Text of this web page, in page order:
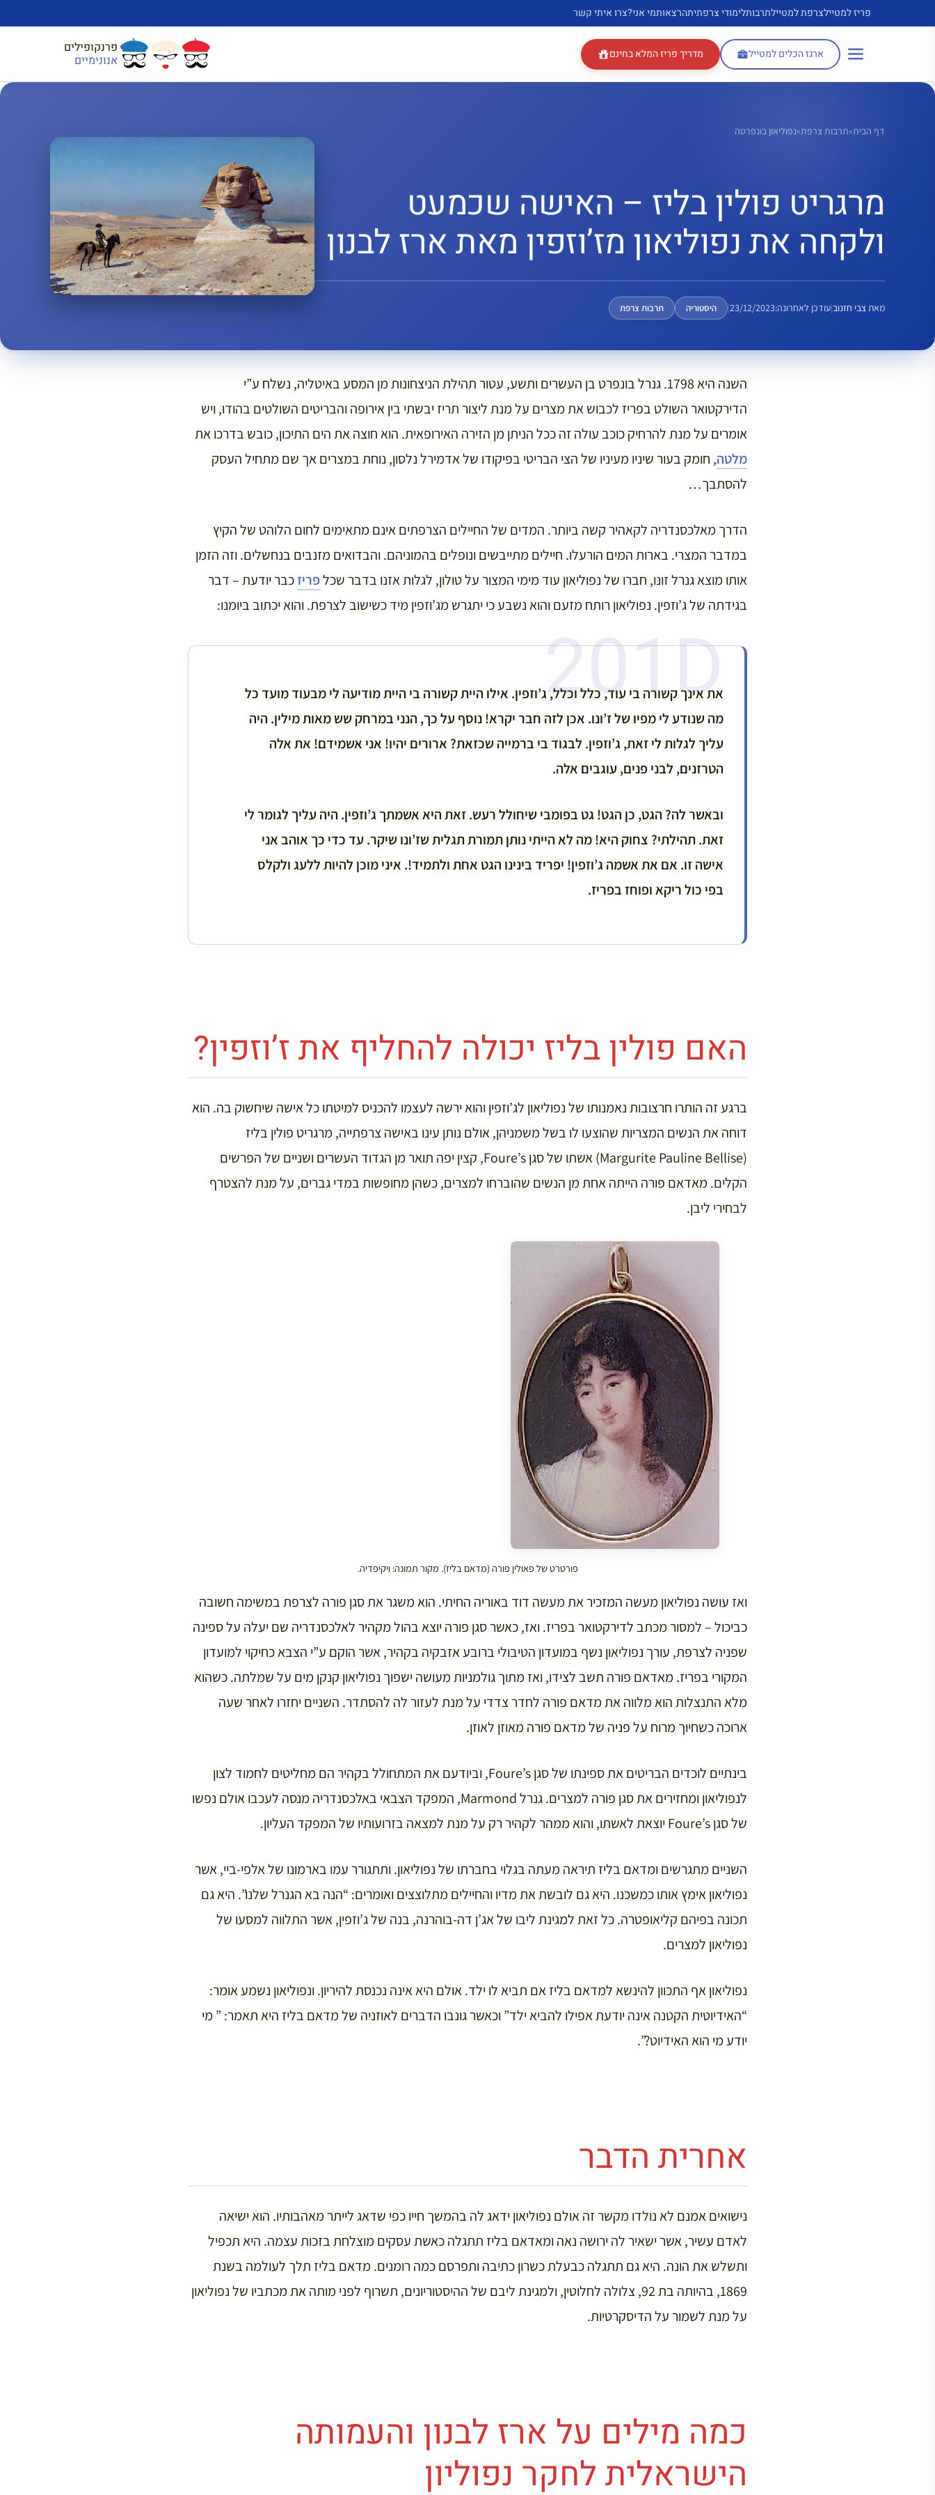
פריז למטיילצרפת למטיילתרבותלימודי צרפתיתהרצאותמי אני?צרו איתי קשר
ארגז הכלים למטייל מדריך פריז המלא בחינם פרנקופילים
אנונימיים
דף הבית»תרבות צרפת»נפוליאון בונפרטה
מרגריט פולין בליז – האישה שכמעט
ולקחה את נפוליאון מז’וזפין מאת ארז לבנון
מאתצבי חזנוב|עודכן לאחרונה:23/12/2023
| היסטוריה תרבות צרפת
השנה היא 1798. גנרל בונפרט בן העשרים ותשע, עטור תהילת הניצחונות מן המסע באיטליה, נשלח ע”י
הדירקטואר השולט בפריז לכבוש את מצרים על מנת ליצור תריז יבשתי בין אירופה והבריטים השולטים בהודו, ויש
אומרים על מנת להרחיק כוכב עולה זה ככל הניתן מן הזירה האירופאית. הוא חוצה את הים התיכון, כובש בדרכו את
מלטה, חומק בעור שיניו מעיניו של הצי הבריטי בפיקודו של אדמירל נלסון, נוחת במצרים אך שם מתחיל העסק
להסתבך…
הדרך מאלכסנדריה לקאהיר קשה ביותר. המדים של החיילים הצרפתים אינם מתאימים לחום הלוהט של הקיץ
במדבר המצרי. בארות המים הורעלו. חיילים מתייבשים ונופלים בהמוניהם. והבדואים מזנבים בנחשלים. וזה הזמן
אותו מוצא גנרל זונו, חברו של נפוליאון עוד מימי המצור על טולון, לגלות אזנו בדבר שכלפריזכבר יודעת – דבר
בגידתה של ג’וזפין. נפוליאון רותח מזעם והוא נשבע כי יתגרש מג’וזפין מיד כשישוב לצרפת. והוא יכתוב ביומנו:
את אינך קשורה בי עוד, כלל וכלל, ג’וזפין. אילו היית קשורה בי היית מודיעה לי מבעוד מועד כל
מה שנודע לי מפיו של ז’ונו. אכן לזה חבר יקרא! נוסף על כך, הנני במרחק שש מאות מילין. היה
עליך לגלות לי זאת, ג’וזפין. לבגוד בי ברמייה שכזאת? ארורים יהיו! אני אשמידם! את אלה
הטרזנים, לבני פנים, עוגבים אלה.
ובאשר לה? הגט, כן הגט! גט בפומבי שיחולל רעש. זאת היא אשמתך ג’וזפין. היה עליך לגומר לי
זאת. תהילתי? צחוק היא! מה לא הייתי נותן תמורת תגלית שז’ונו שיקר. עד כדי כך אוהב אני
אישה זו. אם את אשמה ג’וזפין! יפריד בינינו הגט אחת ולתמיד!. איני מוכן להיות ללעג ולקלס
בפי כול ריקא ופוחז בפריז.
האם פולין בליז יכולה להחליף את ז’וזפין?
ברגע זה הותרו חרצובות נאמנותו של נפוליאון לג’וזפין והוא ירשה לעצמו להכניס למיטתו כל אישה שיחשוק בה. הוא
דוחה את הנשים המצריות שהוצעו לו בשל משמניהן, אולם נותן עינו באישה צרפתייה, מרגריט פולין בליז
(Margurite Pauline Bellise) אשתו של סגן Foure’s, קצין יפה תואר מן הגדוד העשרים ושניים של הפרשים
הקלים. מאדאם פורה הייתה אחת מן הנשים שהוברחו למצרים, כשהן מחופשות במדי גברים, על מנת להצטרף
לבחירי ליבן.
פורטרט של פאולין פורה (מדאם בליז). מקור תמונה: ויקיפדיה.
ואז עושה נפוליאון מעשה המזכיר את מעשה דוד באוריה החיתי. הוא משגר את סגן פורה לצרפת במשימה חשובה
כביכול – למסור מכתב לדירקטואר בפריז. ואז, כאשר סגן פורה יוצא בהול מקהיר לאלכסנדריה שם יעלה על ספינה
שפניה לצרפת, עורך נפוליאון נשף במועדון הטיבולי ברובע אזבקיה בקהיר, אשר הוקם ע”י הצבא כחיקוי למועדון
המקורי בפריז. מאדאם פורה תשב לצידו, ואז מתוך גולמניות מעושה ישפוך נפוליאון קנקן מים על שמלתה. כשהוא
מלא התנצלות הוא מלווה את מדאם פורה לחדר צדדי על מנת לעזור לה להסתדר. השניים יחזרו לאחר שעה
ארוכה כשחיוך מרוח על פניה של מדאם פורה מאוזן לאוזן.
בינתיים לוכדים הבריטים את ספינתו של סגן Foure’s, וביודעם את המתחולל בקהיר הם מחליטים לחמוד לצון
לנפוליאון ומחזירים את סגן פורה למצרים. גנרל Marmond, המפקד הצבאי באלכסנדריה מנסה לעכבו אולם נפשו
של סגן Foure’s יוצאת לאשתו, והוא ממהר לקהיר רק על מנת למצאה בזרועותיו של המפקד העליון.
השניים מתגרשים ומדאם בליז תיראה מעתה בגלוי בחברתו של נפוליאון. ותתגורר עמו בארמונו של אלפי-ביי, אשר
נפוליאון אימץ אותו כמשכנו. היא גם לובשת את מדיו והחיילים מתלוצצים ואומרים: “הנה בא הגנרל שלנו”. היא גם
תכונה בפיהם קליאופטרה. כל זאת למגינת ליבו של אג’ן דה-בוהרנה, בנה של ג’וזפין, אשר התלווה למסעו של
נפוליאון למצרים.
נפוליאון אף התכוון להינשא למדאם בליז אם תביא לו ילד. אולם היא אינה נכנסת להיריון. ונפוליאון נשמע אומר:
“האידיוטית הקטנה אינה יודעת אפילו להביא ילד” וכאשר גונבו הדברים לאוזניה של מדאם בליז היא תאמר: ” מי
יודע מי הוא האידיוט?”.
אחרית הדבר
נישואים אמנם לא נולדו מקשר זה אולם נפוליאון ידאג לה בהמשך חייו כפי שדאג לייתר מאהבותיו. הוא ישיאה
לאדם עשיר, אשר ישאיר לה ירושה נאה ומאדאם בליז תתגלה כאשת עסקים מוצלחת בזכות עצמה. היא תכפיל
ותשלש את הונה. היא גם תתגלה כבעלת כשרון כתיבה ותפרסם כמה רומנים. מדאם בליז תלך לעולמה בשנת
1869, בהיותה בת 92, צלולה לחלוטין, ולמגינת ליבם של ההיסטוריונים, תשרוף לפני מותה את מכתביו של נפוליאון
על מנת לשמור על הדיסקרטיות.
כמה מילים על ארז לבנון והעמותה
הישראלית לחקר נפוליון